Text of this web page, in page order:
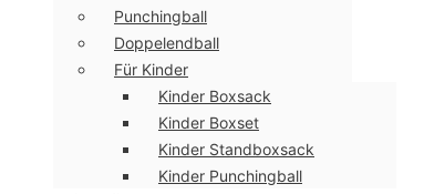
Punchingball
Doppelendball
Für Kinder
Kinder Boxsack
Kinder Boxset
Kinder Standboxsack
Kinder Punchingball